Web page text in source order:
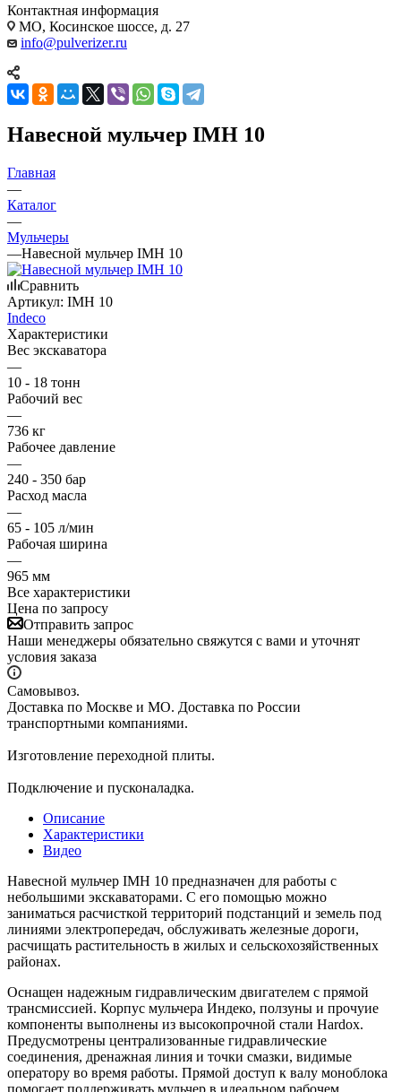
Контактная информация
МО, Косинское шоссе, д. 27
info@pulverizer.ru
Навесной мульчер IMH 10
Главная
—
Каталог
—
Мульчеры
—Навесной мульчер IMH 10
Сравнить
Артикул: IMH 10
Indeco
Характеристики
Вес экскаватора
—
10 - 18 тонн
Рабочий вес
—
736 кг
Рабочее давление
—
240 - 350 бар
Расход масла
—
65 - 105 л/мин
Рабочая ширина
—
965 мм
Все характеристики
Цена по запросу
Отправить запрос
Наши менеджеры обязательно свяжутся с вами и уточнят
условия заказа
Самовывоз.
Доставка по Москве и МО. Доставка по России
транспортными компаниями.
Изготовление переходной плиты.
Подключение и пусконаладка.
Описание
Характеристики
Видео
Навесной мульчер IMH 10 предназначен для работы с
небольшими экскаваторами. С его помощью можно
заниматься расчисткой территорий подстанций и земель под
линиями электропередач, обслуживать железные дороги,
расчищать растительность в жилых и сельскохозяйственных
районах.
Оснащен надежным гидравлическим двигателем с прямой
трансмиссией. Корпус мульчера Индеко, ползуны и прочуие
компоненты выполнены из высокопрочной стали Hardox.
Предусмотрены централизованные гидравлические
соединения, дренажная линия и точки смазки, видимые
оператору во время работы. Прямой доступ к валу моноблока
помогает поддерживать мульчер в идеальном рабочем